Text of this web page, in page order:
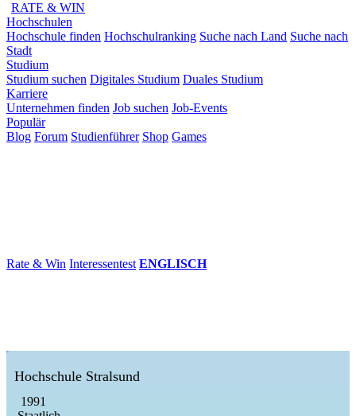
RATE & WIN
Hochschulen
Hochschule finden Hochschulranking Suche nach Land Suche nach
Stadt
Studium
Studium suchen Digitales Studium Duales Studium
Karriere
Unternehmen finden Job suchen Job-Events
Populär
Blog Forum Studienführer Shop Games
Rate & Win Interessentest ENGLISCH
Hochschule Stralsund
1991